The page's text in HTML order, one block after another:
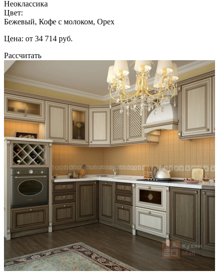
Неоклассика
Цвет:
Бежевый, Кофе с молоком, Орех
Цена: от 34 714 руб.
Рассчитать